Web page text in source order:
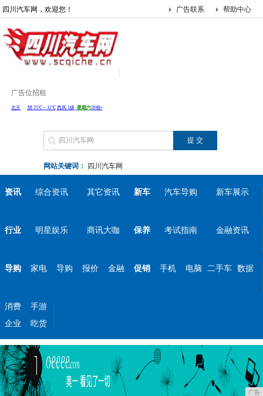
四川汽车网，欢迎您！ 帮助中心
广告联系
广告位招租
网站关键词： 四川汽车网
资讯 综合资讯 其它资讯 新车 汽车导购 新车展示
行业 明星娱乐 商讯大咖 保养 考试指南 金融资讯
导购 家电 导购 报价 金融 促销 手机 电脑 二手车 数据
消费
手游
企业
吃货
广告